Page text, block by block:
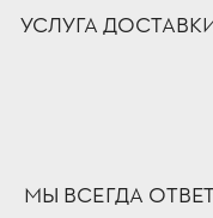
УСЛУГА
МЫ ВСЕГДА